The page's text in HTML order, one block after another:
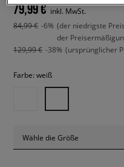
79,99 € inkl. MwSt.
84,99 € -6% (der niedrigste
der
129,99 € -38% (ursprünglicher
Farbe: weiß
Wähle die Größe